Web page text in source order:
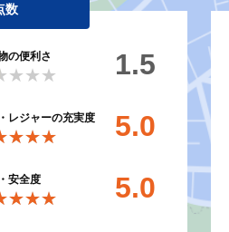
数
の便利さ 1.5
レジャーの充実度 5.0
安全度 5.0